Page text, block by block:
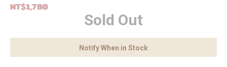
NT$1,780
Sold Out
Notify When in Stock